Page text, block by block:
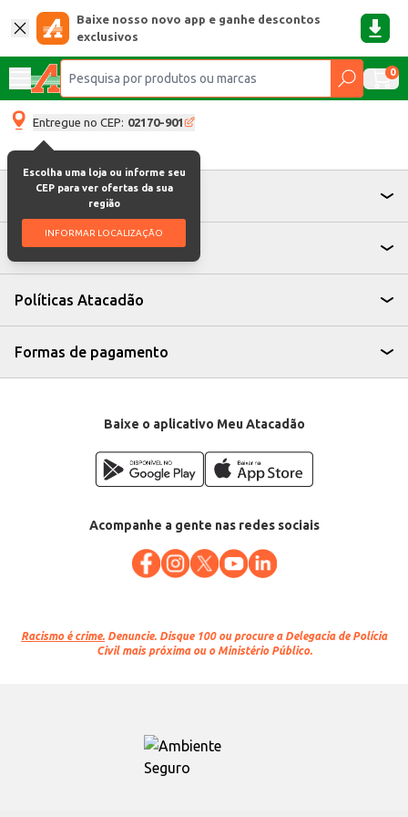
Baixe nosso novo app e ganhe descontos
exclusivos
0
Entregue no CEP: 02170-901
Escolha uma loja ou informe seu
CEP para ver ofertas da sua
região
INFORMAR LOCALIZAÇÃO
Atendimento
Institucional
Políticas Atacadão
Formas de pagamento
Baixe o aplicativo Meu Atacadão
Acompanhe a gente nas redes sociais
Racismo é crime. Denuncie. Disque 100 ou procure a Delegacia de Polícia
Civil mais próxima ou o Ministério Público.